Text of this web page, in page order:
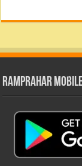
RamPrahar